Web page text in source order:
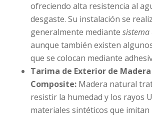
ofreciendo alta resistencia al
desgaste. Su instalación se
generalmente mediante sistema
aunque también existen
que se colocan mediante
Tarima de Exterior de
Composite: Madera natural
resistir la humedad y los rayos
materiales sintéticos que imitan